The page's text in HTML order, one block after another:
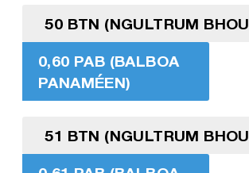
50 BTN (NGULTRUM
0,60 PAB (BALBOA
PANAMÉEN)
51 BTN (NGULTRUM